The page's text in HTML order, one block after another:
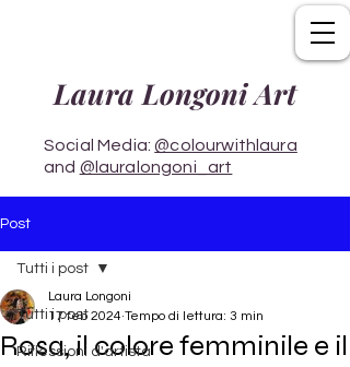
Laura Longoni Art
Social Media:@colourwithlaura
and @lauralongoni_art
Post
Tutti i post
Riflessioni d'artista
Tutti i post
Rosa, il colore femminile e il
Laura Longoni
17 feb 2024 Tempo di lettura: 3 min